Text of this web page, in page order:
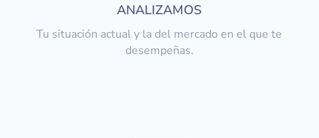
ANALIZAMOS
Tu situación actual y la del mercado en el que te
desempeñas.